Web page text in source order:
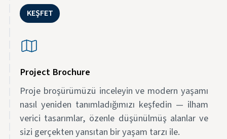
KEŞFET
Project Brochure
Proje broşürümüzü inceleyin ve modern yaşamı
nasıl yeniden tanımladığımızı keşfedin — ilham
verici tasarımlar, özenle düşünülmüş alanlar ve
sizi gerçekten yansıtan bir yaşam tarzı ile.